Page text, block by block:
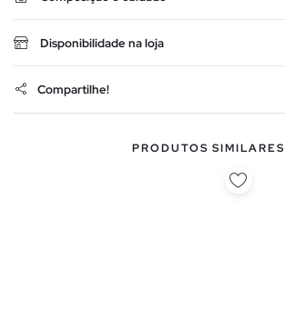
Disponibilidade na loja
Compartilhe!
PRODUTOS SIMILARES